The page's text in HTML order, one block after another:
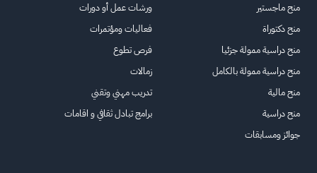
منح ماجستير
منح دكتوراة
منح دراسية ممولة جزئيا
منح دراسية ممولة بالكامل
منح مالية
منح دراسية
جوائز ومسابقات
ورشات عمل أو دورات
فعاليات ومؤتمرات
فرص تطوع
زمالات
تدريب مهني وتقني
برامج تبادل ثقافي و اقامات